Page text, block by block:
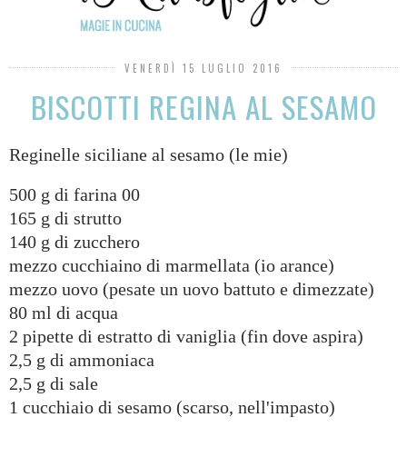
VENERDÌ 15 LUGLIO 2016
BISCOTTI REGINA AL SESAMO
Reginelle siciliane al sesamo (le mie)
500 g di farina 00
165 g di strutto
140 g di zucchero
mezzo cucchiaino di marmellata (io arance)
mezzo uovo (pesate un uovo battuto e dimezzate)
80 ml di acqua
2 pipette di estratto di vaniglia (fin dove aspira)
2,5 g di ammoniaca
2,5 g di sale
1 cucchiaio di sesamo (scarso, nell'impasto)